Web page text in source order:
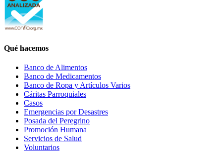
Qué hacemos
Banco de Alimentos
Banco de Medicamentos
Banco de Ropa y Artículos Varios
Cáritas Parroquiales
Casos
Emergencias por Desastres
Posada del Peregrino
Promoción Humana
Servicios de Salud
Voluntarios